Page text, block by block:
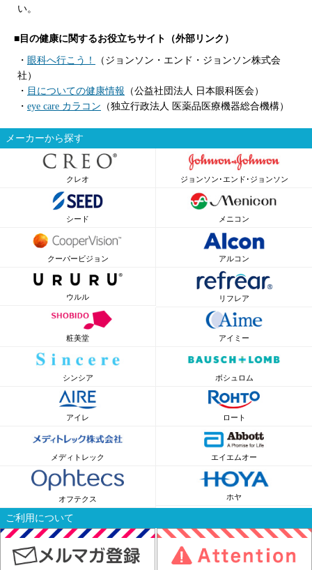
い。
■目の健康に関するお役立ちサイト（外部リンク）
・ 眼科へ行こう！
（ジョンソン・エンド・ジョンソン株式会
社）
・ 目についての健康情報 （公益社団法人 日本眼科医会）
・ eye care カラコン （独立行政法人 医薬品医療機器総合機構）
メーカーから探す
クレオ ジョンソン･エンド･ジョンソン
シード メニコン
クーパービジョン アルコン
ウルル リフレア
粧美堂 アイミー
シンシア ボシュロム
アイレ ロート
メディトレック エイエムオー
オフテクス ホヤ
ご利用について